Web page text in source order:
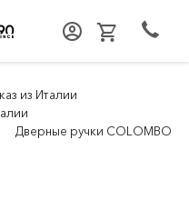
из Италии
Дверные ручки COLOMBO